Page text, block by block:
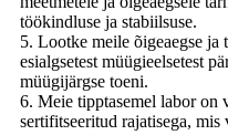
töökindluse ja stabiilsuse.
5. Lootke meile õigeaegse ja
esialgsetest müügieelsetest
müügijärgse toeni.
6. Meie tipptasemel labor
sertifitseeritud rajatisega,